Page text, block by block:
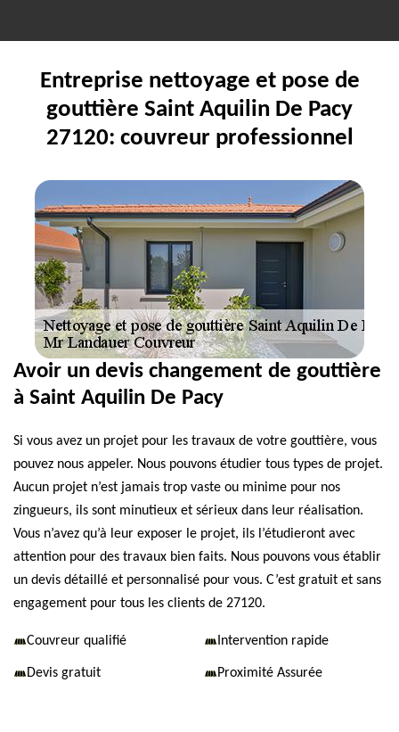
Entreprise nettoyage et pose de
gouttière Saint Aquilin De Pacy
27120: couvreur professionnel
Avoir un devis changement de gouttière
à Saint Aquilin De Pacy
Si vous avez un projet pour les travaux de votre gouttière, vous
pouvez nous appeler. Nous pouvons étudier tous types de projet.
Aucun projet n’est jamais trop vaste ou minime pour nos
zingueurs, ils sont minutieux et sérieux dans leur réalisation.
Vous n’avez qu’à leur exposer le projet, ils l’étudieront avec
attention pour des travaux bien faits. Nous pouvons vous établir
un devis détaillé et personnalisé pour vous. C’est gratuit et sans
engagement pour tous les clients de 27120.
Couvreur qualifié Intervention rapide
Devis gratuit Proximité Assurée